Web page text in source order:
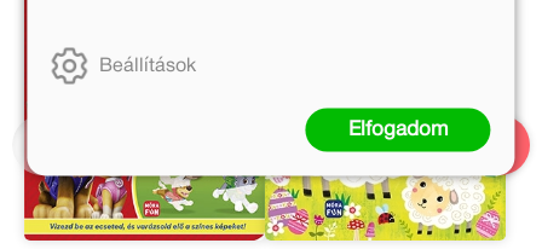
Beállítások
Elfogadom